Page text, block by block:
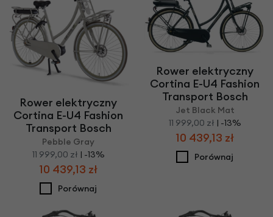
Rower elektryczny
Cortina E-U4 Fashion
Transport Bosch
Pebble Gray
11 999,00 zł | -13%
10 439,13 zł
Porównaj
Rower elektryczny
Cortina E-U4 Fashion
Transport Bosch
Jet Black Mat
11 999,00 zł | -13%
10 439,13 zł
Porównaj